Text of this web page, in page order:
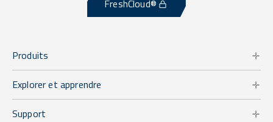
FreshCloud®
Produits
Explorer et apprendre
Support